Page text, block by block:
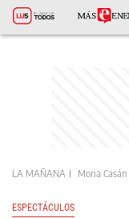
LA MAÑANA Moria Casán
ESPECTÁCULOS